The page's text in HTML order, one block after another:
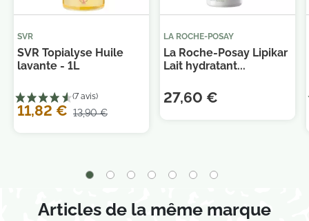
SVR
SVR Topialyse Huile
lavante - 1L
11,82 € 13,90 €
LA ROCHE-POSAY
La Roche-Posay Lipikar
Lait hydratant...
27,60 €
Articles de la même marque
Je consens également à recevoir les offres
Consultez notre politique de